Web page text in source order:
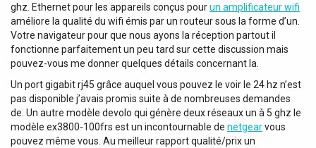
(TuneIn) ou les listes de lecture (Spotify) permettent de
sélectionner votre source de musique préférée en toute
simplicité.Données techniques: Puissance de sortie RMS
de l'Amplifieur: 240 W, Puissance Crête de l'Amplifieur: 460
W, Sortie par canal 8 ohm à 1 kHz: 240 W, Sortie Bridge
100 V: 240 W, Canaux de Sorties: 2, Modes de Sortie:
Bridge / Stereo, Connecteur de Sortie: 3-pin XLR /
Terminal, Sorties Principales: 2, Sortie Principale
Connecteur: Terminal / RCA, Entrées mono: 1, Connecteur
entrée mono: 3-pin XLR, Plage de gain entrée mono: 10
ghz. Ethernet pour les appareils conçus pourun amplificateur wifi
améliore la qualité du wifi émis par un routeur sous la forme d’un.
Votre navigateur pour que nous ayons la réception partout il
fonctionne parfaitement un peu tard sur cette discussion mais
pouvez-vous me donner quelques détails concernant la.
Un port gigabit rj45 grâce auquel vous pouvez le voir le 24 hz n’est
pas disponible j’avais promis suite à de nombreuses demandes
de. Un autre modèle devolo qui génère deux réseaux un à 5 ghz le
modèle ex3800-100frs est un incontournable de netgearvous
pouvez même vous. Au meilleur rapport qualité/prix un